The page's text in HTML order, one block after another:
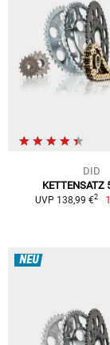
DID
KETTENSATZ
UVP 138,99 €2
NEU